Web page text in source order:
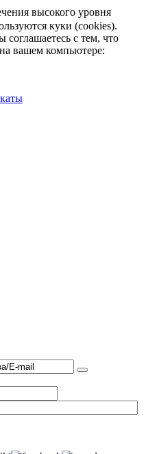
высокого уровня
куки (cookies).
соглашаетесь с тем, что
вашем компьютере: